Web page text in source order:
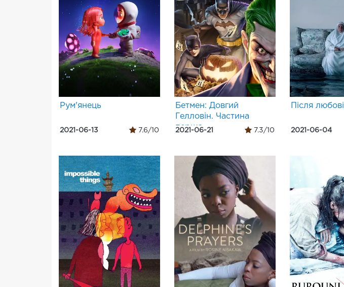
Рум'янець
2021-06-13 7.6/10
Бетмен: Довгий
Гелловін. Частина
перша
2021-06-21 7.3/10
Після любові
2021-06-04